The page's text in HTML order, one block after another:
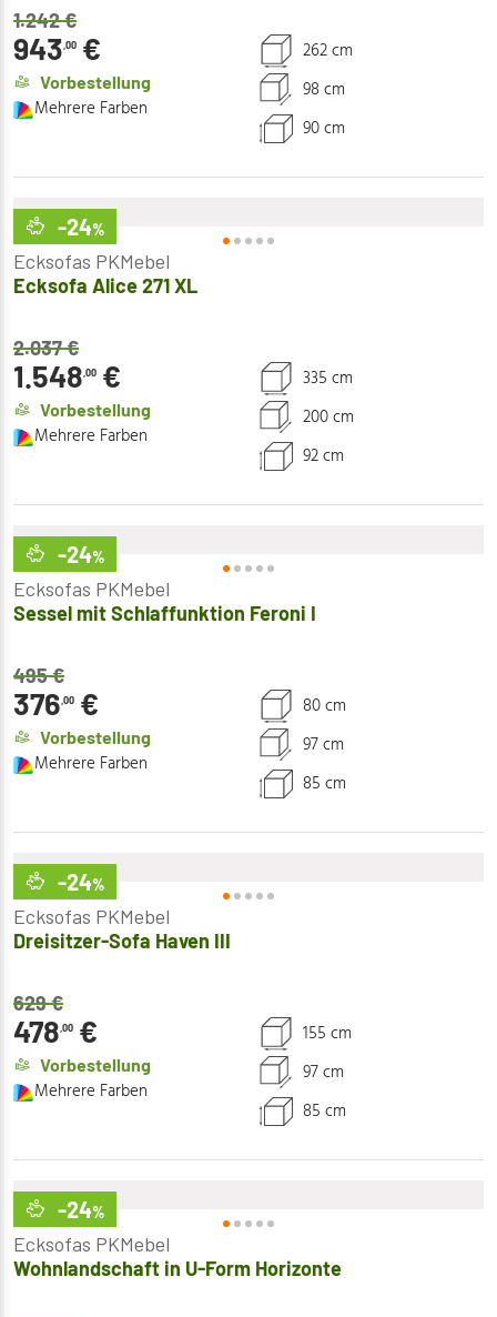
1.242€
943,00 €
Vorbestellung
Mehrere Farben
262 cm
98 cm
90 cm
-24%
Ecksofas PKMebel
Ecksofa Alice 271 XL
2.037€
1.548,00 €
Vorbestellung
Mehrere Farben
335 cm
200 cm
92 cm
-24%
Ecksofas PKMebel
Sessel mit Schlaffunktion Feroni I
495€
376,00 €
Vorbestellung
Mehrere Farben
80 cm
97 cm
85 cm
-24%
Ecksofas PKMebel
Dreisitzer-Sofa Haven III
629€
478,00 €
Vorbestellung
Mehrere Farben
155 cm
97 cm
85 cm
-24%
Ecksofas PKMebel
Wohnlandschaft in U-Form Horizonte